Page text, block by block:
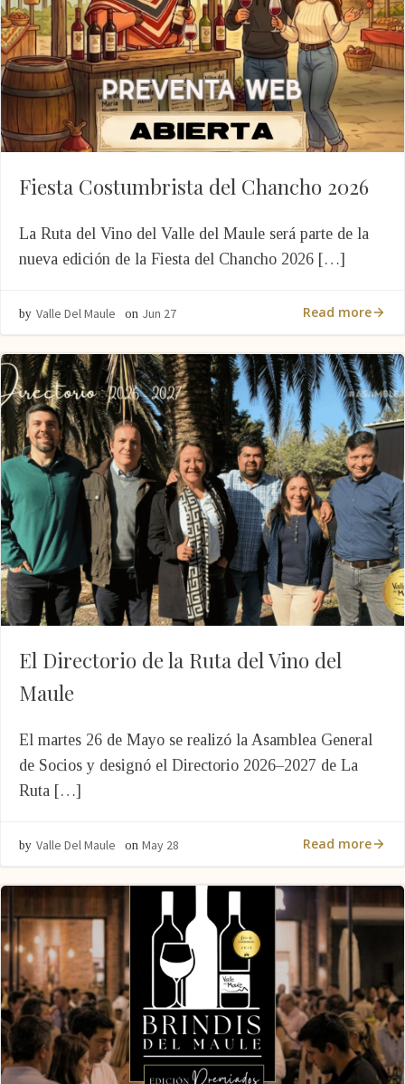
Fiesta Costumbrista del Chancho 2026
La Ruta del Vino del Valle del Maule será parte de la
nueva edición de la Fiesta del Chancho 2026 […]
by Valle Del Maule on Jun 27 Read more
El Directorio de la Ruta del Vino del
Maule
El martes 26 de Mayo se realizó la Asamblea General
de Socios y designó el Directorio 2026–2027 de La
Ruta […]
by Valle Del Maule on May 28 Read more